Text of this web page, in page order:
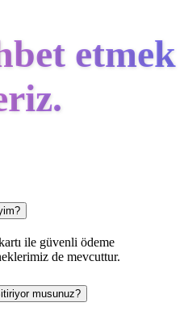
etmek
ile güvenli ödeme
de mevcuttur.
musunuz?